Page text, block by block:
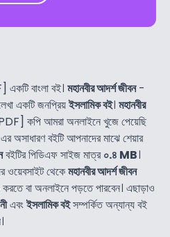
বাংলা বই। মহানবীর আদর্শ জীবন-
একটি জনপ্রিয়ইসলামিক বই। মহানবীর
কপি আমরা অনলাইনে খুজে পেয়েছি
অসাধারণ বইটি আপনাদের মাঝে শেয়ার
বইটির পিডিএফ সাইজ মাত্র০.৪ MB।
ওয়েবসাইট থেকেমহানবীর আদর্শ জীবন
বা অনলাইনে পড়তে পারবেন। এছাড়াও
এবংইসলামিক বইসম্পর্কিত অন্যান্য বই